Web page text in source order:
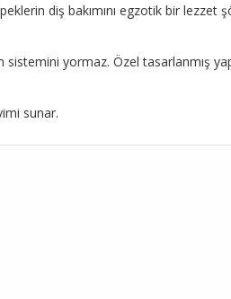
diş bakımını egzotik bir lezzet
yormaz. Özel tasarlanmış
sunar.